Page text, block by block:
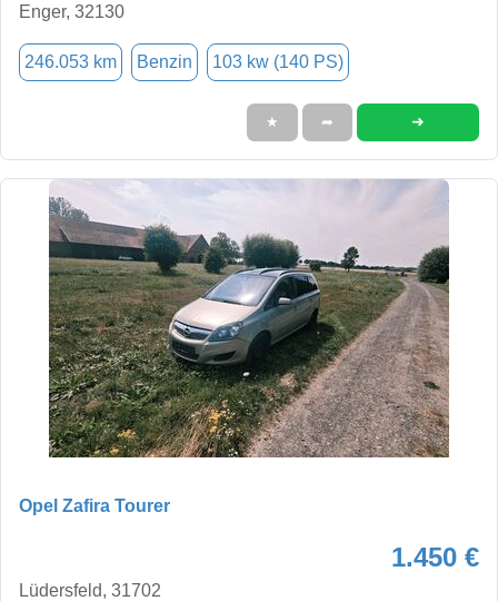
Enger, 32130
246.053 km Benzin 103 kw (140 PS)
★ ➦ ➜
Opel Zafira Tourer
1.450 €
Lüdersfeld, 31702